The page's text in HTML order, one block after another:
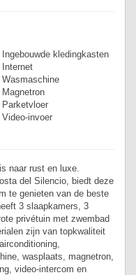
Ingebouwde kledingkasten
Internet
Wasmaschine
Magnetron
Parketvloer
Video-invoer
naar rust en luxe.
del Silencio, biedt deze
te genieten van de beste
3 slaapkamers, 3
privétuin met zwembad
zijn van topkwaliteit
wasplaats, magnetron,
video-intercom en